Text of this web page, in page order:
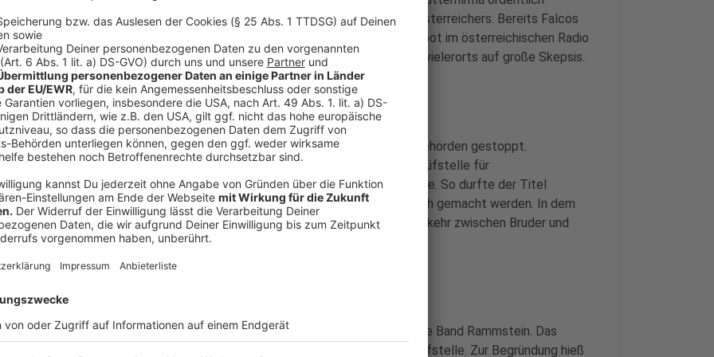
auszahlte, verzichteten viele Radiostationen auf den Song des Österreichers. Bereits Falcos
Titel «Ganz Wien (...ist heut auf Heroin)» war mit einem Sendeverbot im österreichischen Radio
belegt worden. Auch der Gute-Laune-Hit «Der Kommissar» stieß vielerorts auf große Skepsis.
Anzeige
Andere Lieder wurden schon vor einem möglichen Boykott von Behörden gestoppt.
Vorübergehend Rekordhalter an Indizierungen durch die Bundesprüfstelle für
jugendgefährdende Schriften war die Berliner Punk-Band Die Ärzte. So durfte der Titel
«Geschwisterliebe» Jugendlichen unter 18 Jahren nicht zugänglich gemacht werden. In dem
Lied von 1987 besang die Gruppe um Farin Urlaub Geschlechtsverkehr zwischen Bruder und
Schwester.
Anzeige
Ebenfalls ein Dorn im Auge war Jugendschützern immer wieder die Band Rammstein. Das
Album «Liebe ist für alle da» landete 2009 auf dem Index der Prüfstelle. Zur Begründung hieß